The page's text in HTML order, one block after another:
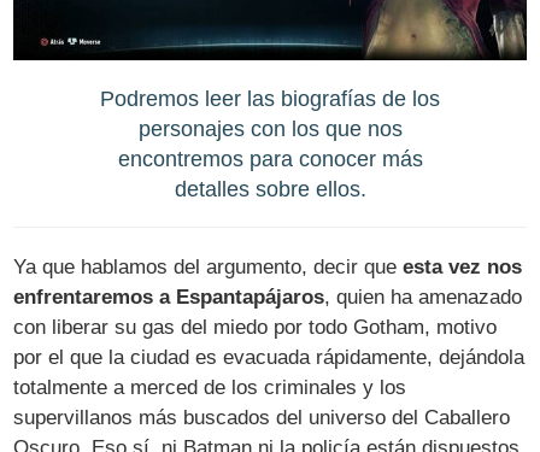
Podremos leer las biografías de los
personajes con los que nos
encontremos para conocer más
detalles sobre ellos.
Ya que hablamos del argumento, decir queesta vez nos
enfrentaremos a Espantapájaros, quien ha amenazado
con liberar su gas del miedo por todo Gotham, motivo
por el que la ciudad es evacuada rápidamente, dejándola
totalmente a merced de los criminales y los
supervillanos más buscados del universo del Caballero